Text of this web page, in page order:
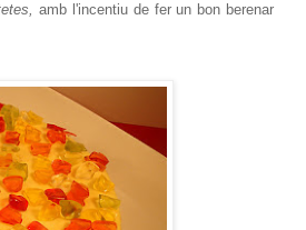
amb l'incentiu de fer un bon berenar